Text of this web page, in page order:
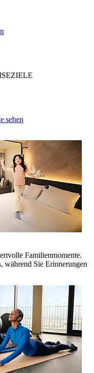
sehen
Familienmomente.
während Sie Erinnerungen